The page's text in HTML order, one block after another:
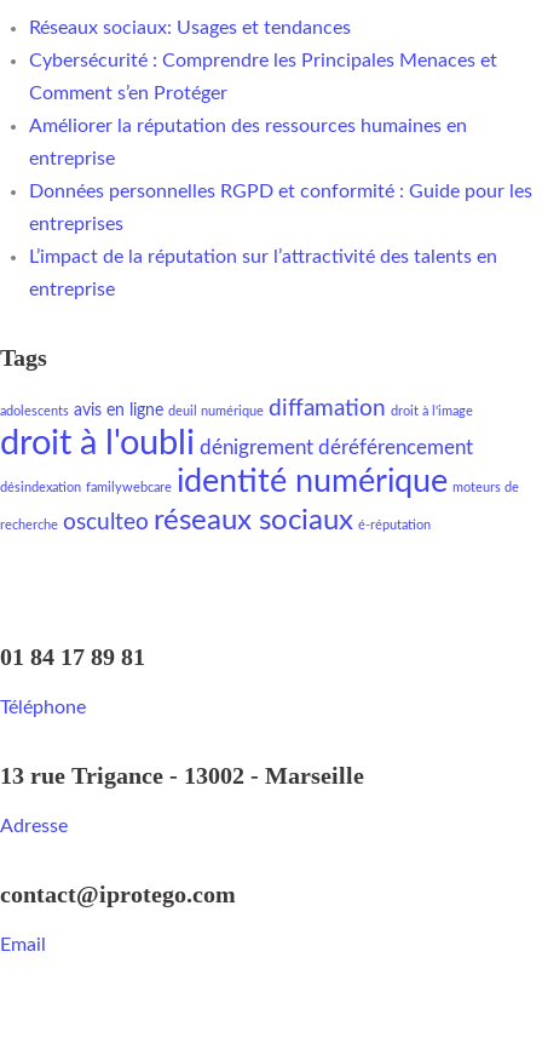
Réseaux sociaux: Usages et tendances
Cybersécurité : Comprendre les Principales Menaces et
Comment s’en Protéger
Améliorer la réputation des ressources humaines en
entreprise
Données personnelles RGPD et conformité : Guide pour les
entreprises
L’impact de la réputation sur l’attractivité des talents en
entreprise
Tags
adolescents avis en ligne deuil numérique diffamation droit à l'image
droit à l'oubli dénigrement déréférencement
désindexation familywebcare identité numérique moteurs de
recherche osculteo réseaux sociaux é-réputation
01 84 17 89 81
Téléphone
13 rue Trigance - 13002 - Marseille
Adresse
contact@iprotego.com
Email